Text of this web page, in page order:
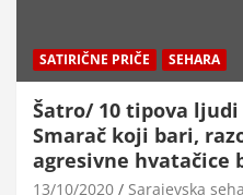
SATIRIČNE PRIČE SEHARA
Šatro/ 10 tipova ljudi
Smarač koji bari,
agresivne hvatačice
13/10/2020 Sarajevska